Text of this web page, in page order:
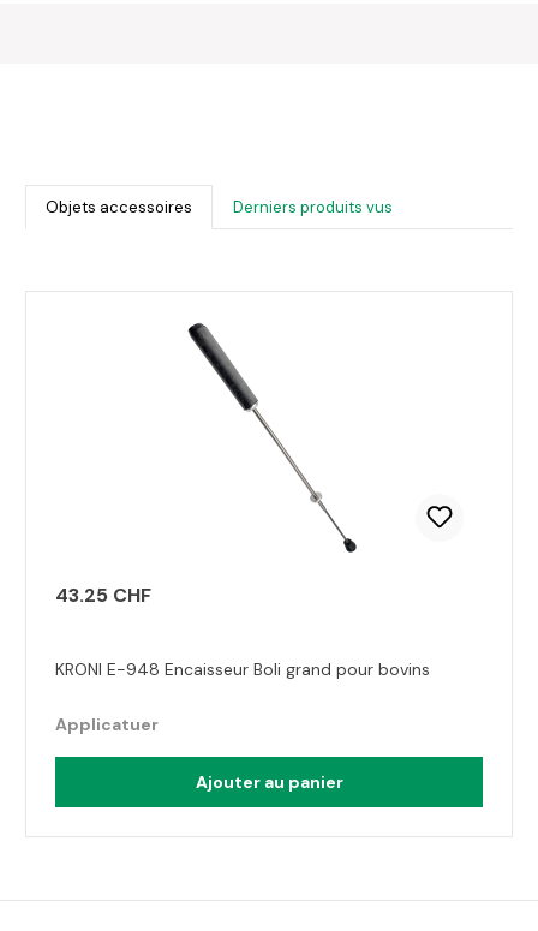
Objets accessoires Derniers produits vus
43.25 CHF
KRONI E-948 Encaisseur Boli grand pour bovins
Applicatuer
Ajouter au panier